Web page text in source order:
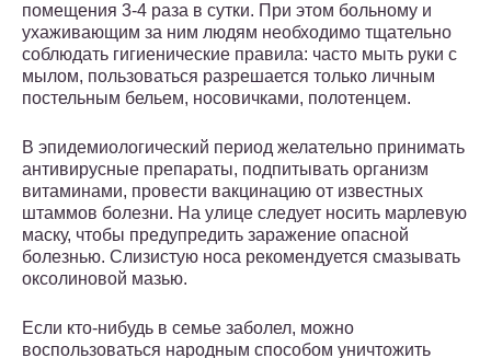
помещения 3-4 раза в сутки. При этом больному и
ухаживающим за ним людям необходимо тщательно
соблюдать гигиенические правила: часто мыть руки с
мылом, пользоваться разрешается только личным
постельным бельем, носовичками, полотенцем.
В эпидемиологический период желательно принимать
антивирусные препараты, подпитывать организм
витаминами, провести вакцинацию от известных
штаммов болезни. На улице следует носить марлевую
маску, чтобы предупредить заражение опасной
болезнью. Слизистую носа рекомендуется смазывать
оксолиновой мазью.
Если кто-нибудь в семье заболел, можно
воспользоваться народным способом уничтожить